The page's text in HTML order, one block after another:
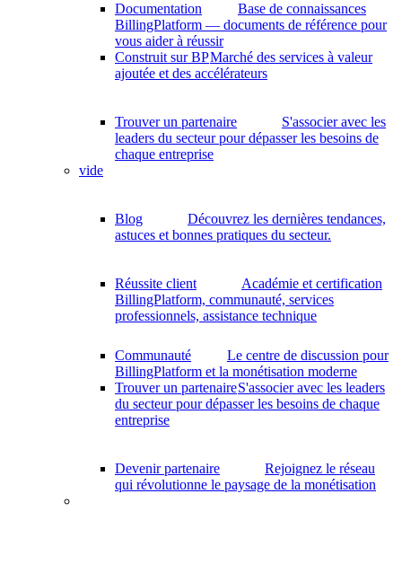
Documentation
Base de connaissances
BillingPlatform — documents de référence pour
vous aider à réussir
Construit sur BPMarché des services à valeur
ajoutée et des accélérateurs
Trouver un partenaire
S'associer avec les
leaders du secteur pour dépasser les besoins de
chaque entreprise
vide
Blog
Découvrez les dernières tendances,
astuces et bonnes pratiques du secteur.
Réussite client
Académie et certification
BillingPlatform, communauté, services
professionnels, assistance technique
Communauté
Le centre de discussion pour
BillingPlatform et la monétisation moderne
Trouver un partenaireS'associer avec les leaders
du secteur pour dépasser les besoins de chaque
entreprise
Devenir partenaire
Rejoignez le réseau
qui révolutionne le paysage de la monétisation